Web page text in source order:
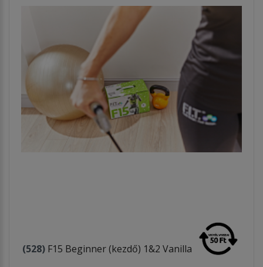
(528) F15 Beginner (kezdő) 1&2 Vanilla